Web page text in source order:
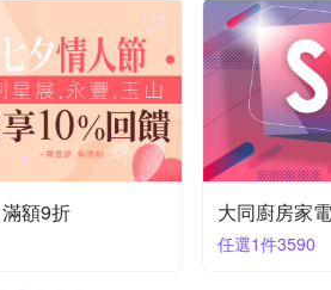
時優惠 大同廚
任選1件